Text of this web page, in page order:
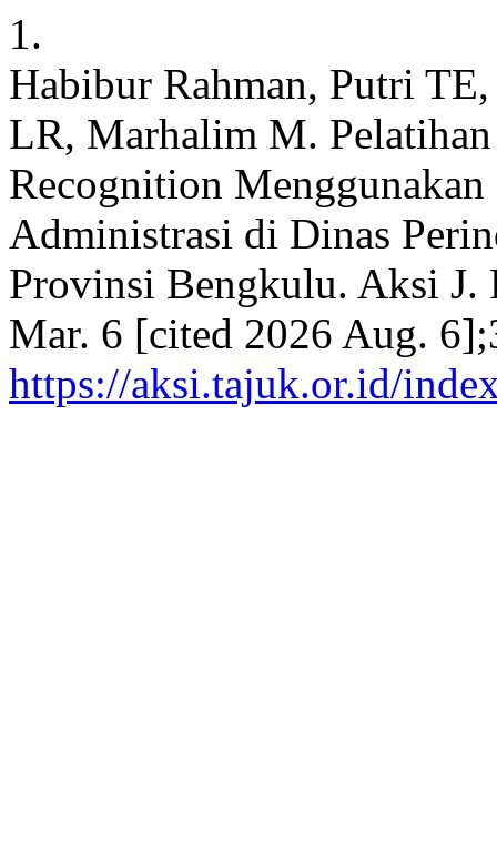
1.
Habibur Rahman, Putri
LR, Marhalim M. Pelatihan
Recognition
Administrasi di Dinas
Provinsi Bengkulu. Aksi J.
Mar. 6 [cited 2026 Aug.
https://aksi.tajuk.or.id/